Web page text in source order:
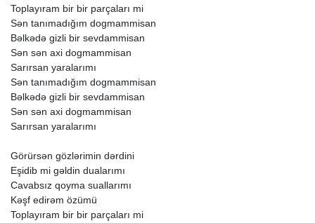
Toplayıram bir bir parçaları mi
Sən tanımadığım dogmammisan
Bəlkədə gizli bir sevdammisan
Sən sən axi dogmammisan
Sarırsan yaralarımı
Sən tanımadığım dogmammisan
Bəlkədə gizli bir sevdammisan
Sən sən axi dogmammisan
Sarırsan yaralarımı
Görürsən gözlərimin dərdini
Eşidib mi gəldin dualarımı
Cavabsız qoyma suallarımı
Kəşf edirəm özümü
Toplayıram bir bir parçaları mi